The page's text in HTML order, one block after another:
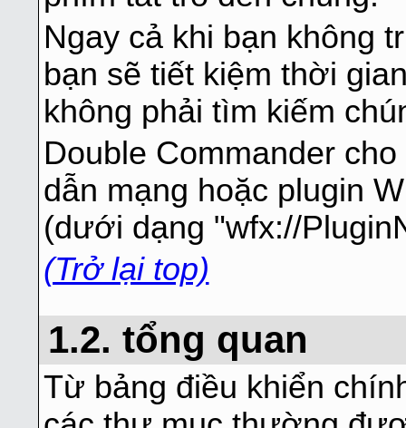
Ngay cả khi bạn không
bạn sẽ tiết kiệm thời
không phải tìm kiếm
Double Commander
dẫn mạng hoặc plugin
(dưới dạng "wfx://
(Trở lại top)
1.2. tổng quan
Từ bảng điều khiển